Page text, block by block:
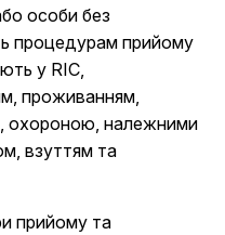
особи без
процедурам прийому
у RIC,
проживанням,
охороною, належними
взуттям та
прийому та